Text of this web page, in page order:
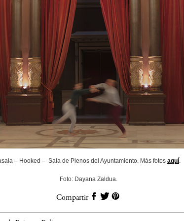
– Hooked – Sala de Plenos del Ayuntamiento. Más fotos aquí.
Foto: Dayana Zaldua.
Compartir